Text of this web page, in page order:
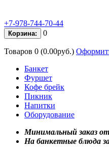
+7-978-744-70-44
Корзина: 0
Товаров 0 (0.00руб.)
Банкет
Фуршет
Кофе брейк
Пикник
Напитки
Оборудование
Минимальный заказ
На банкетные блюда